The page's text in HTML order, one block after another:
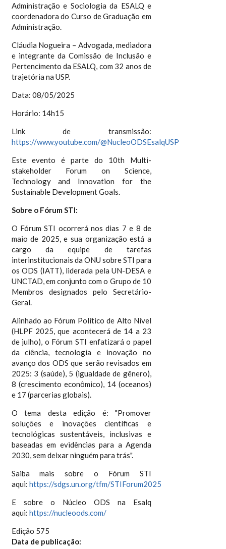
Administração e Sociologia da ESALQ e
coordenadora do Curso de Graduação em
Administração.
Cláudia Nogueira – Advogada, mediadora
e integrante da Comissão de Inclusão e
Pertencimento da ESALQ, com 32 anos de
trajetória na USP.
Data: 08/05/2025
Horário: 14h15
Link de transmissão:
https://www.youtube.com/@NucleoODSEsalqUSP
Este evento é parte do 10th Multi-
stakeholder Forum on Science,
Technology and Innovation for the
Sustainable Development Goals.
Sobre o Fórum STI:
O Fórum STI ocorrerá nos dias 7 e 8 de
maio de 2025, e sua organização está a
cargo da equipe de tarefas
interinstitucionais da ONU sobre STI para
os ODS (IATT), liderada pela UN-DESA e
UNCTAD, em conjunto com o Grupo de 10
Membros designados pelo Secretário-
Geral.
Alinhado ao Fórum Político de Alto Nível
(HLPF 2025, que acontecerá de 14 a 23
de julho), o Fórum STI enfatizará o papel
da ciência, tecnologia e inovação no
avanço dos ODS que serão revisados em
2025: 3 (saúde), 5 (igualdade de gênero),
8 (crescimento econômico), 14 (oceanos)
e 17 (parcerias globais).
O tema desta edição é: "Promover
soluções e inovações científicas e
tecnológicas sustentáveis, inclusivas e
baseadas em evidências para a Agenda
2030, sem deixar ninguém para trás".
Saiba mais sobre o Fórum STI
aqui: https://sdgs.un.org/tfm/STIForum2025
E sobre o Núcleo ODS na Esalq
aqui: https://nucleoods.com/
Edição 575
Data de publicação: